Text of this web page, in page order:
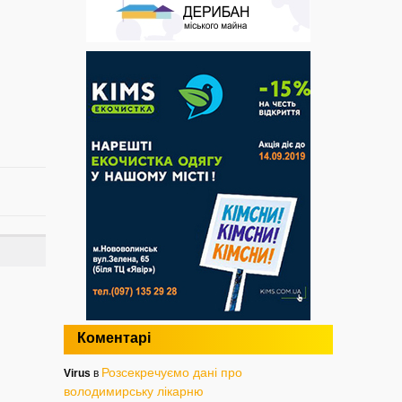
Коментарі
Virus в Розсекречуємо дані про
володимирську лікарню